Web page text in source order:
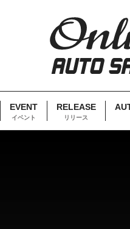
EVENT
イベント
RELEASE
リリース